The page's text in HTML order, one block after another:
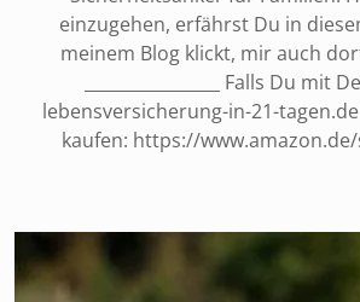
einzugehen, erfährst Du in
meinem Blog klickt, mir auch
________________ Falls
lebensversicherung-in-21-
kaufen: https://www.amazon.de/